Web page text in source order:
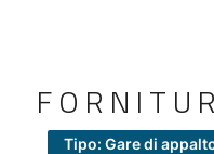
Tipo: Gare di